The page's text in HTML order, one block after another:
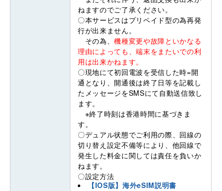
ねますのでご了承ください。
〇本サービスはプリペイド型の為再発
行が出来ません。
その為、機種変更や故障といかなる
理由によっても、端末をまたいでの利
用は出来かねます。
〇現地にて初回電波を受信した時=開
通となり、開通後は終了日等を記載し
たメッセージをSMSにて自動送信致し
ます。
※終了時刻は香港時間に基づきま
す。
〇デュアル状態でご利用の際、回線の
切り替え設定不備等により、他回線で
発生した料金に関しては責任を負いか
ねます。
〇設定方法
【IOS版】海外eSIM説明書